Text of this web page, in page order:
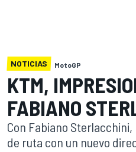
NOTICIAS MotoGP
KTM,
FABIANO
Con Fabiano
de ruta con un nuevo